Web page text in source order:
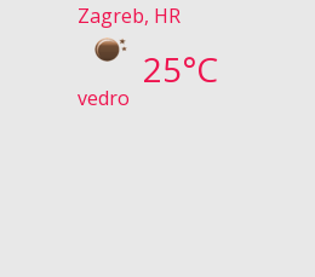
Zagreb, HR
25°C
vedro